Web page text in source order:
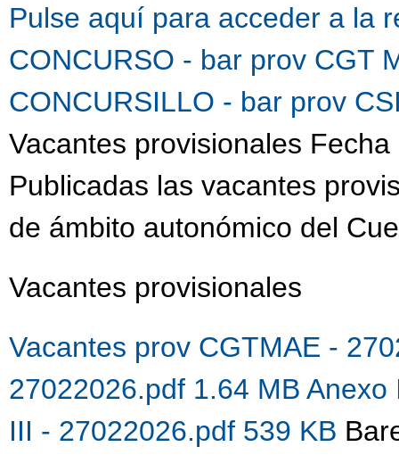
Pulse aquí para acceder a la
CONCURSO - bar prov CGT
CONCURSILLO - bar prov
Vacantes provisionales
Publicadas las vacantes
de ámbito autonómico del
Vacantes provisionales
Vacantes prov CGTMAE -
27022026.pdf 1.64 MB Anexo
III - 27022026.pdf 539 KB